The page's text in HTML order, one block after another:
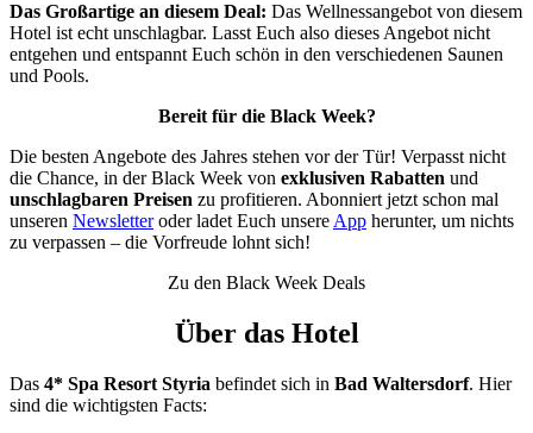
Das Großartige an diesem Deal: Das Wellnessangebot von diesem
Hotel ist echt unschlagbar. Lasst Euch also dieses Angebot nicht
entgehen und entspannt Euch schön in den verschiedenen Saunen
und Pools.
Bereit für die Black Week?
Die besten Angebote des Jahres stehen vor der Tür! Verpasst nicht
die Chance, in der Black Week von exklusiven Rabatten und
unschlagbaren Preisen zu profitieren. Abonniert jetzt schon mal
unseren Newsletteroder ladet Euch unsere App herunter, um nichts
zu verpassen – die Vorfreude lohnt sich!
Zu den Black Week Deals
Über das Hotel
Das 4* Spa Resort Styria befindet sich in Bad Waltersdorf. Hier
sind die wichtigsten Facts: